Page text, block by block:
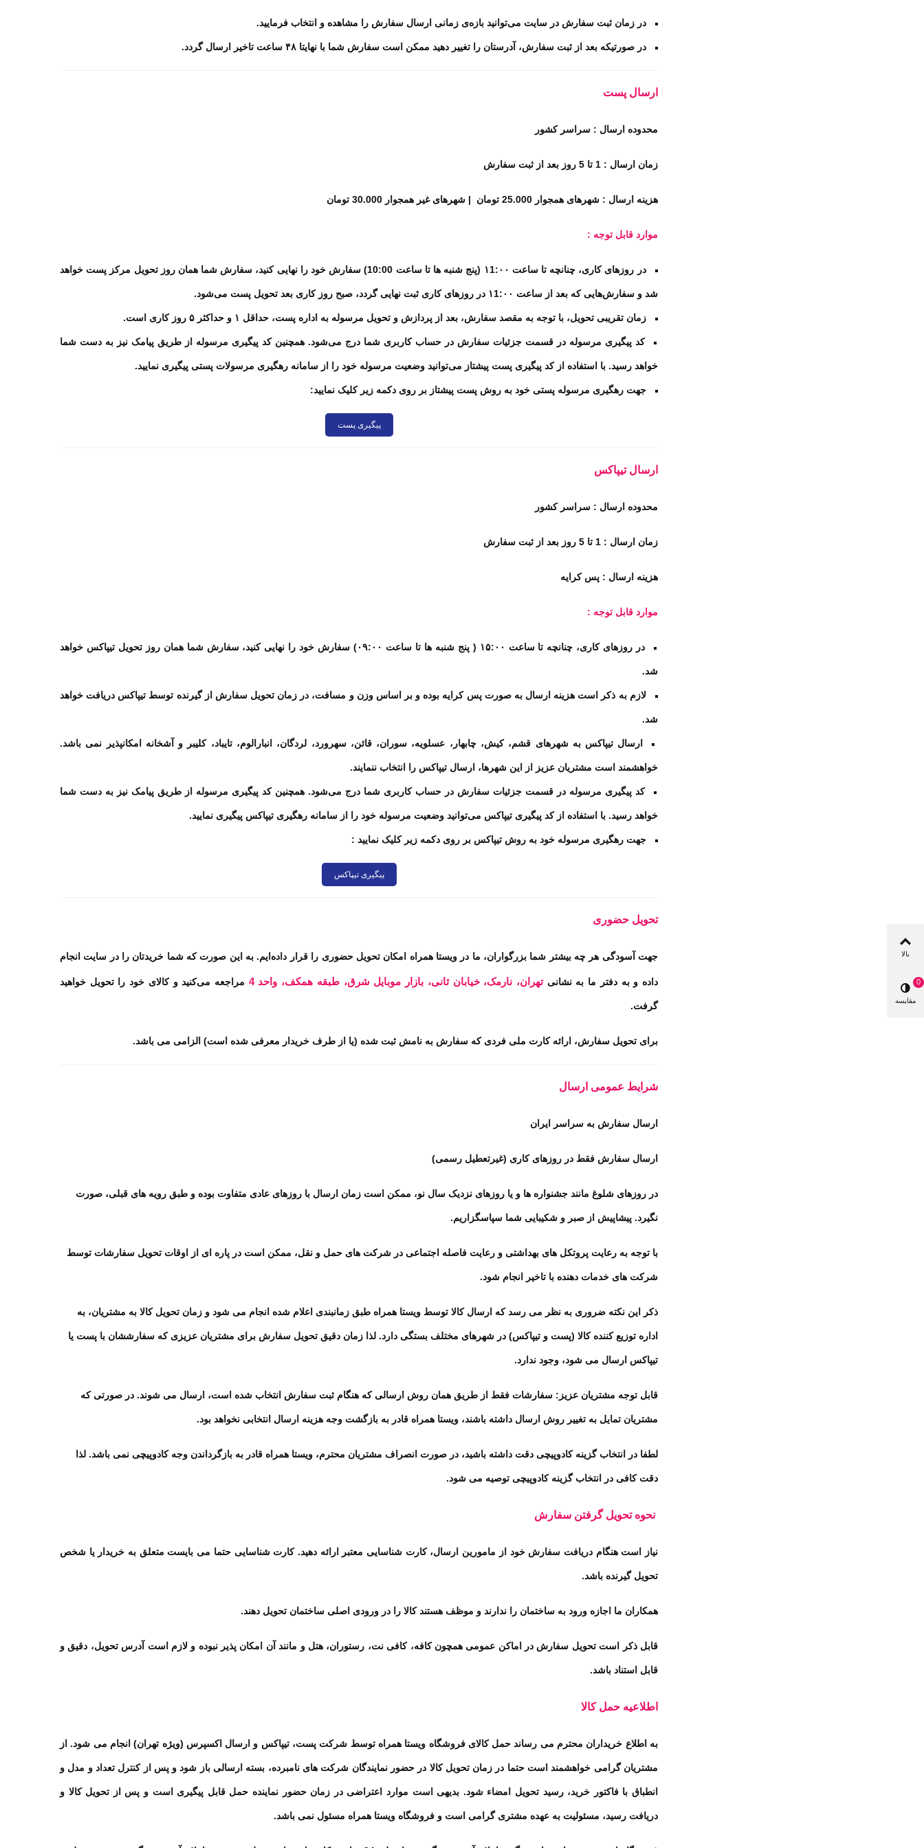
در زمان ثبت سفارش در سایت می‌توانید بازه‌ی زمانی ارسال سفارش را مشاهده و انتخاب فرمایید.
در صورتیکه بعد از ثبت سفارش، آدرستان را تغییر دهید ممکن است سفارش شما با نهایتا ۴۸ ساعت تاخیر ارسال گردد.
ارسال پست
محدوده ارسال : سراسر کشور
زمان ارسال : 1 تا 5 روز بعد از ثبت سفارش
هزینه ارسال : شهرهای همجوار 25.000 تومان | شهرهای غیر همجوار 30.000 تومان
موارد قابل توجه :
در روزهای کاری، چنانچه تا ساعت ۱1:۰۰ ( پنج شنبه ها تا ساعت 10:00 ) سفارش خود را نهایی کنید، سفارش شما همان روز تحویل مرکز پست خواهد
شد و سفارش‌هایی که بعد از ساعت ۱1:۰۰ در روزهای کاری ثبت نهایی گردد، صبح روز کاری بعد تحویل پست می‌شود.
زمان تقریبی تحویل، با توجه به مقصد سفارش، بعد از پردازش و تحویل مرسوله به اداره پست، حداقل ۱ و حداکثر ۵ روز کاری است.
کد پیگیری مرسوله در قسمت جزئیات سفارش در حساب کاربری شما درج می‌شود. همچنین کد پیگیری مرسوله از طریق پیامک نیز به دست شما
خواهد رسید. با استفاده از کد پیگیری پست پیشتاز می‌توانید وضعیت مرسوله خود را از سامانه رهگیری مرسولات پستی پیگیری نمایید.
جهت رهگیری مرسوله پستی خود به روش پست پیشتاز بر روی دکمه زیر کلیک نمایید:
پیگیری پست
ارسال تیپاکس
محدوده ارسال : سراسر کشور
زمان ارسال : 1 تا 5 روز بعد از ثبت سفارش
هزینه ارسال : پس کرایه
موارد قابل توجه :
در روزهای کاری، چنانچه تا ساعت ۱۵:۰۰ ( پنج شنبه ها تا ساعت ۰۹:۰۰) سفارش خود را نهایی کنید، سفارش شما همان روز تحویل تیپاکس خواهد
شد.
لازم به ذکر است هزینه ارسال به صورت پس کرایه بوده و بر اساس وزن و مسافت، در زمان تحویل سفارش از گیرنده توسط تیپاکس دریافت خواهد
شد.
ارسال تیپاکس به شهرهای قشم، کیش، چابهار، عسلویه، سوران، قائن، سهرورد، لردگان، انبارالوم، تایباد، کلیبر و آشخانه امکانپذیر نمی باشد.
خواهشمند است مشتریان عزیز از این شهرها، ارسال تیپاکس را انتخاب ننمایند.
کد پیگیری مرسوله در قسمت جزئیات سفارش در حساب کاربری شما درج می‌شود. همچنین کد پیگیری مرسوله از طریق پیامک نیز به دست شما
خواهد رسید. با استفاده از کد پیگیری تیپاکس می‌توانید وضعیت مرسوله خود را از سامانه رهگیری تیپاکس پیگیری نمایید.
جهت رهگیری مرسوله خود به روش تیپاکس بر روی دکمه زیر کلیک نمایید :
پیگیری تیپاکس
تحویل حضوری
جهت آسودگی هر چه بیشتر شما بزرگواران، ما در ویستا همراه امکان تحویل حضوری را قرار داده‌ایم. به این صورت که شما خریدتان را در سایت انجام
داده و به دفتر ما به نشانی تهران، نارمک، خیابان ثانی، بازار موبایل شرق، طبقه همکف، واحد 4 مراجعه می‌کنید و کالای خود را تحویل خواهید
گرفت.
برای تحویل سفارش، ارائه کارت ملی فردی که سفارش به نامش ثبت شده (یا از طرف خریدار معرفی شده است) الزامی می باشد.
شرایط عمومی ارسال
ارسال سفارش به سراسر ایران
ارسال سفارش فقط در روزهای کاری (غیرتعطیل رسمی)
در روزهای شلوغ مانند جشنواره ها و یا روزهای نزدیک سال نو، ممکن است زمان ارسال با روزهای عادی متفاوت بوده و طبق رویه های قبلی، صورت
نگیرد. پیشاپیش از صبر و شکیبایی شما سپاسگزاریم.
با توجه به رعایت پروتکل های بهداشتی و رعایت فاصله اجتماعی در شرکت های حمل و نقل، ممکن است در پاره ای از اوقات تحویل سفارشات توسط
شرکت های خدمات دهنده با تاخیر انجام شود.
ذکر این نکته ضروری به نظر می رسد که ارسال کالا توسط ویستا همراه طبق زمانبندی اعلام شده انجام می شود و زمان تحویل کالا به مشتریان، به
اداره توزیع کننده کالا (پست و تیپاکس) در شهرهای مختلف بستگی دارد. لذا زمان دقیق تحویل سفارش برای مشتریان عزیزی که سفارششان با پست یا
تیپاکس ارسال می شود، وجود ندارد.
قابل توجه مشتریان عزیز: سفارشات فقط از طریق همان روش ارسالی که هنگام ثبت سفارش انتخاب شده است، ارسال می شوند. در صورتی که
مشتریان تمایل به تغییر روش ارسال داشته باشند، ویستا همراه قادر به بازگشت وجه هزینه ارسال انتخابی نخواهد بود.
لطفا در انتخاب گزینه کادوپیچی دقت داشته باشید، در صورت انصراف مشتریان محترم، ویستا همراه قادر به بازگرداندن وجه کادوپیچی نمی باشد. لذا
دقت کافی در انتخاب گزینه کادوپیچی توصیه می شود.
نحوه تحویل گرفتن سفارش
نیاز است هنگام دریافت سفارش خود از مامورین ارسال، کارت شناسایی معتبر ارائه دهید. کارت شناسایی حتما می بایست متعلق به خریدار یا شخص
تحویل گیرنده باشد.
همکاران ما اجازه ورود به ساختمان را ندارند و موظف هستند کالا را در ورودی اصلی ساختمان تحویل دهند.
قابل ذکر است تحویل سفارش در اماکن عمومی همچون کافه، کافی نت، رستوران، هتل و مانند آن امکان پذیر نبوده و لازم است آدرس تحویل، دقیق و
قابل استناد باشد.
اطلاعیه حمل کالا
به اطلاع خریداران محترم می رساند حمل کالای فروشگاه ویستا همراه توسط شرکت پست، تیپاکس و ارسال اکسپرس (ویژه تهران) انجام می شود. از
مشتریان گرامی خواهشمند است حتما در زمان تحویل کالا در حضور نمایندگان شرکت های نامبرده، بسته ارسالی باز شود و پس از کنترل تعداد و مدل و
انطباق با فاکتور خرید، رسید تحویل امضاء شود. بدیهی است موارد اعتراضی در زمان حضور نماینده حمل قابل پیگیری است و پس از تحویل کالا و
دریافت رسید، مسئولیت به عهده مشتری گرامی است و فروشگاه ویستا همراه مسئول نمی باشد.
بالا
مقایسه
0